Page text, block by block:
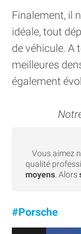
Finalement, il
idéale, tout
de véhicule. A
meilleures
également
Vous aimez
qualité
moyens . Alors
#Porsche